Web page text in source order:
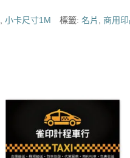
,小卡尺寸1M 標籤:名片 ,商用印